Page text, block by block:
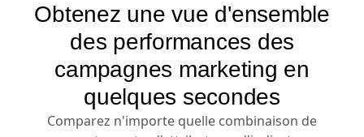
Obtenez une vue d'ensemble
des performances des
campagnes marketing en
quelques secondes
Comparez n'importe quelle combinaison de